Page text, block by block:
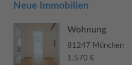
Neue Immobilien
Wohnung
81247 München
1.570 €